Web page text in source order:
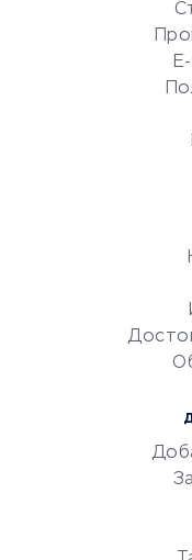
Сервисы по
Сетевой
УСЛУГИ ДЛЯ
Юридические
Бухгалтерия